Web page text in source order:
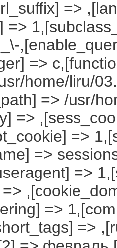
=>
=>
=>
home/liru/
=> /usr/
=>
=>
=>
=>
=>
=>